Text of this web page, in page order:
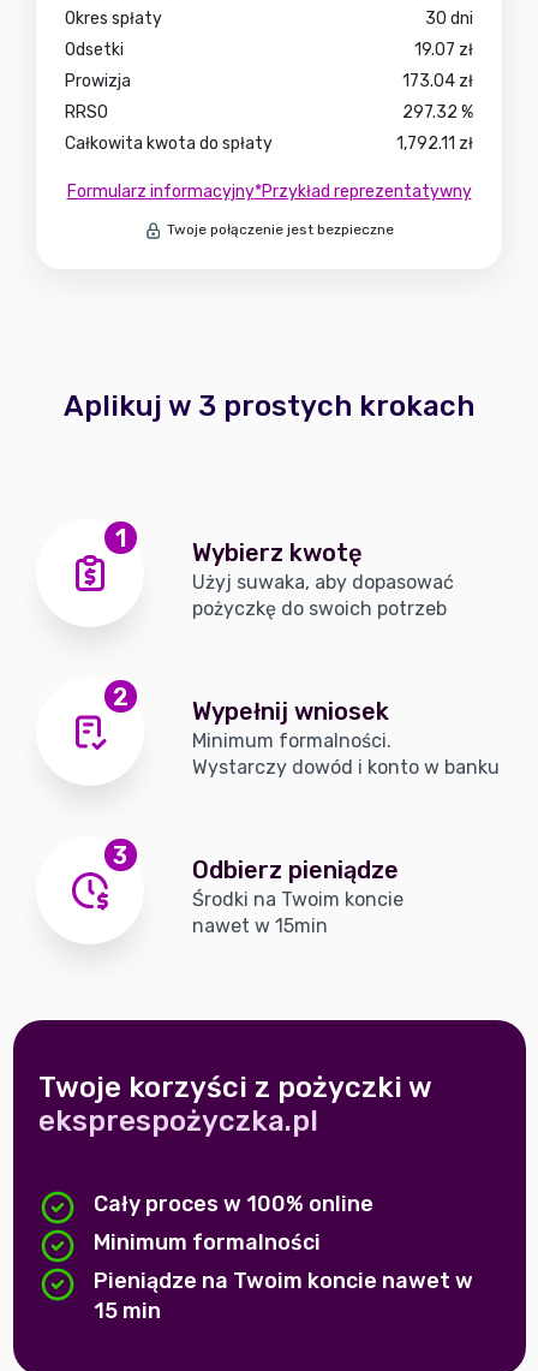
Okres spłaty
30 dni
Odsetki
19.07 zł
Prowizja
173.04 zł
RRSO
297.32 %
Całkowita kwota do spłaty
1,792.11 zł
Formularz informacyjny*Przykład reprezentatywny
Twoje połączenie jest bezpieczne
Aplikuj w 3 prostych krokach
1
Wybierz kwotę
Użyj suwaka, aby dopasować
pożyczkę do swoich potrzeb
2
Wypełnij wniosek
Minimum formalności.
Wystarczy dowód i konto w banku
3
Odbierz pieniądze
Środki na Twoim koncie
nawet w 15min
Twoje korzyści z pożyczki w
eksprespożyczka.pl
Cały proces w 100% online
Minimum formalności
Pieniądze na Twoim koncie nawet w
15 min